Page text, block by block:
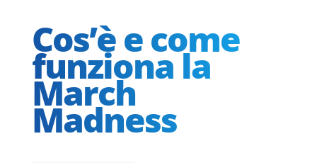
Cos’è e come
funziona la
March
Madness